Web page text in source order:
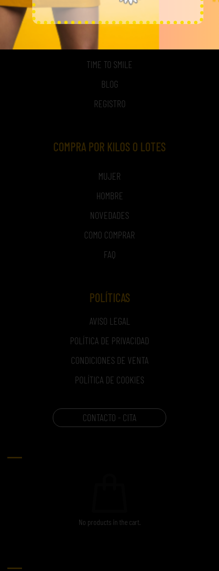
ACCESO A MI CUENTA
TIME TO SMILE
BLOG
REGISTRO
COMPRA POR KILOS O LOTES
MUJER
HOMBRE
NOVEDADES
COMO COMPRAR
FAQ
POLÍTICAS
AVISO LEGAL
POLÍTICA DE PRIVACIDAD
CONDICIONES DE VENTA
POLÍTICA DE COOKIES
CONTACTO - CITA
No products in the cart.